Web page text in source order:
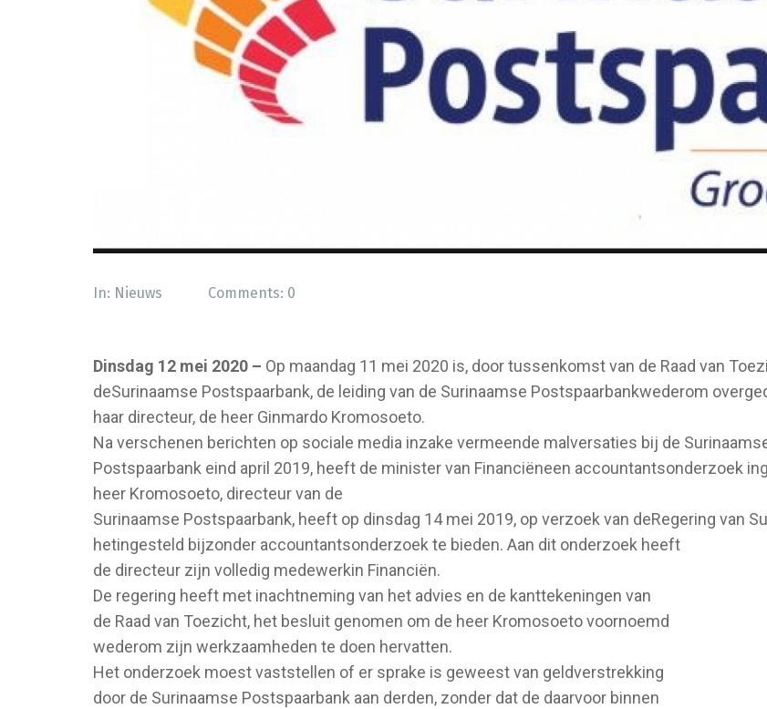
In: Nieuws Comments: 0
Dinsdag 12 mei 2020 – Op maandag 11 mei 2020 is, door tussenkomst van de Raad van
deSurinaamse Postspaarbank, de leiding van de Surinaamse Postspaarbankwederom
haar directeur, de heer Ginmardo Kromosoeto.
Na verschenen berichten op sociale media inzake vermeende malversaties bij de
Postspaarbank eind april 2019, heeft de minister van Financiëneen accountantsonderzoek
heer Kromosoeto, directeur van de
Surinaamse Postspaarbank, heeft op dinsdag 14 mei 2019, op verzoek van deRegering van
hetingesteld bijzonder accountantsonderzoek te bieden. Aan dit onderzoek heeft
de directeur zijn volledig medewerkin Financiën.
De regering heeft met inachtneming van het advies en de kanttekeningen van
de Raad van Toezicht, het besluit genomen om de heer Kromosoeto voornoemd
wederom zijn werkzaamheden te doen hervatten.
Het onderzoek moest vaststellen of er sprake is geweest van geldverstrekking
door de Surinaamse Postspaarbank aan derden, zonder dat de daarvoor binnen